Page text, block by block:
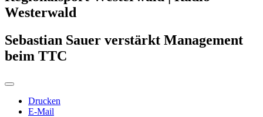
Westerwald
Sebastian Sauer verstärkt Management
beim TTC
Drucken
E-Mail